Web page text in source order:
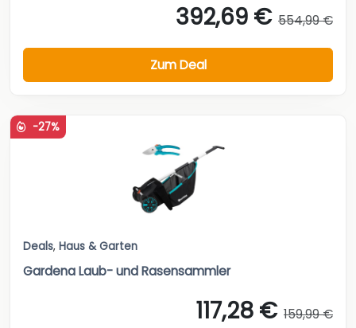
392,69 € 554,99 €
Zum Deal
-27%
Deals, Haus & Garten
Gardena Laub- und Rasensammler
117,28 € 159,99 €